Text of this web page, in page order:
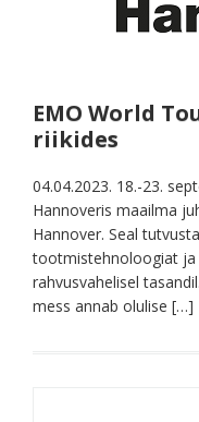
EMO World
riikides
04.04.2023. 18.-23.
Hannoveris maailma
Hannover. Seal
tootmistehnoloogiat ja
rahvusvahelisel
mess annab olulise […]